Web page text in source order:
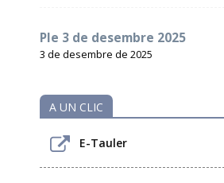
Ple 3 de desembre 2025
3 de desembre de 2025
A UN CLIC
E-Tauler